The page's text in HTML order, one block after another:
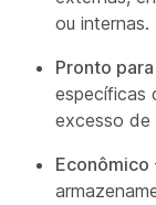
ou internas.
Pronto
específicas
excesso de
Econômico